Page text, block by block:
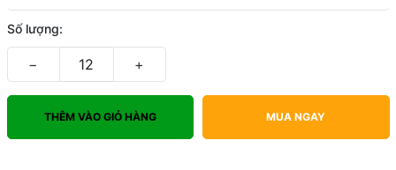
Số lượng:
− +
THÊM VÀO GIỎ HÀNG MUA NGAY